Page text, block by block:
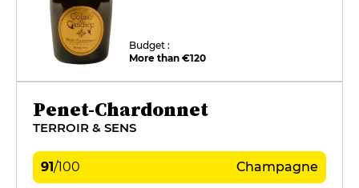
Budget :
More than €120
Penet-Chardonnet
TERROIR & SENS
91/100 Champagne